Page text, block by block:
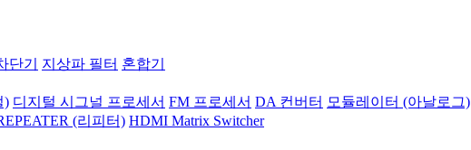
단기 지상파 필터 혼합기
) 디지털 시그널 프로세서 FM 프로세서 DA 컨버터 모듈레이터 (아날로그)
(리피터) HDMI Matrix Switcher